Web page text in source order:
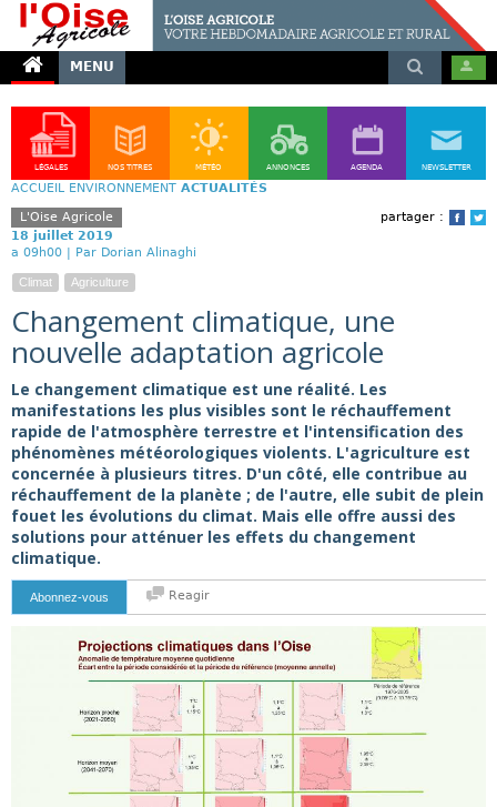
MENU
LÉGALES NOS TITRES MÉTÉO ANNONCES AGENDA NEWSLETTER
ACCUEIL ENVIRONNEMENT ACTUALITÉS
partager :
L'Oise Agricole
18 juillet 2019
a 09h00 | Par Dorian Alinaghi
Climat Agriculture
Changement climatique, une
nouvelle adaptation agricole
Le changement climatique est une réalité. Les
manifestations les plus visibles sont le réchauffement
rapide de l'atmosphère terrestre et l'intensification des
phénomènes météorologiques violents. L'agriculture est
concernée à plusieurs titres. D'un côté, elle contribue au
réchauffement de la planète ; de l'autre, elle subit de plein
fouet les évolutions du climat. Mais elle offre aussi des
solutions pour atténuer les effets du changement
climatique.
Abonnez-vous Reagir